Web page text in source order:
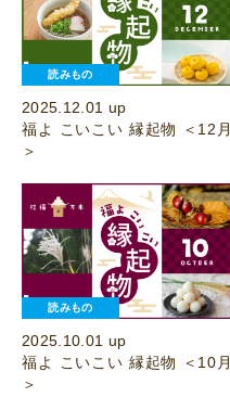
読みもの
2025.12.01 up
福よ こいこい 縁起物 ＜12月
＞
読みもの
2025.10.01 up
福よ こいこい 縁起物 ＜10月
＞